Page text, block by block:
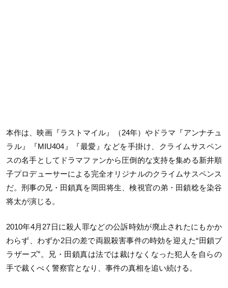
本作は、映画『ラストマイル』（24年）やドラマ『アンナチュ
ラル』『MIU404』『最愛』などを手掛け、クライムサスペン
スの名手としてドラマファンから圧倒的な支持を集める新井順
子プロデューサーによる完全オリジナルのクライムサスペンス
だ。刑事の兄・田鎖真を岡田将生、検視官の弟・田鎖稔を染谷
将太が演じる。
2010年4月27日に殺人罪などの公訴時効が廃止されたにもかか
わらず、わずか2日の差で両親殺害事件の時効を迎えた“田鎖ブ
ラザーズ”。兄・田鎖真は法では裁けなくなった犯人を自らの
手で裁くべく警察官となり、事件の真相を追い続ける。